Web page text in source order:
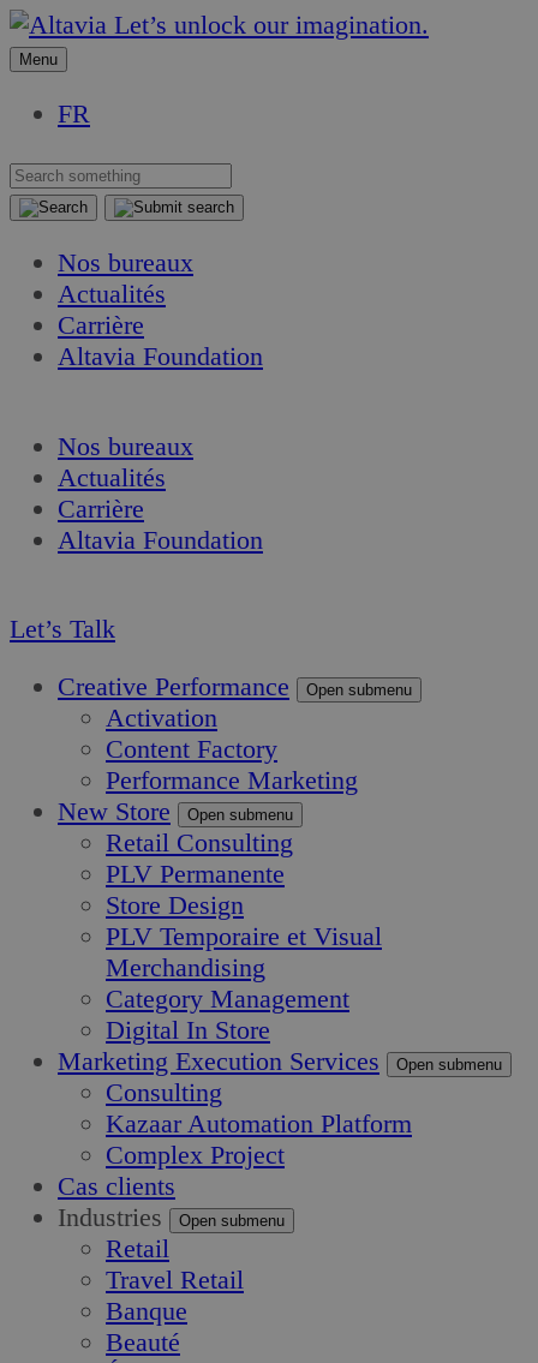
Aller
au
Aller
au
Let’s unlock our imagination.
Menu
FR
Nos bureaux
Actualités
Carrière
Altavia Foundation
Nos bureaux
Actualités
Carrière
Altavia Foundation
Let’s Talk
Creative Performance
Open submenu
Activation
Content Factory
Performance Marketing
New Store
Open submenu
Retail Consulting
PLV Permanente
Store Design
PLV Temporaire et Visual
Merchandising
Category Management
Digital In Store
Marketing Execution Services
Open submenu
Consulting
Kazaar Automation Platform
Complex Project
Cas clients
Industries
Open submenu
Retail
Travel Retail
Banque
Beauté